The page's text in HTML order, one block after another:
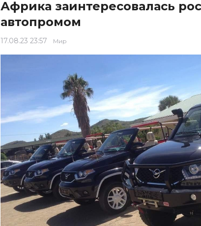
Африка заинтересовалась
автопромом
17.08.23 23:57 Мир